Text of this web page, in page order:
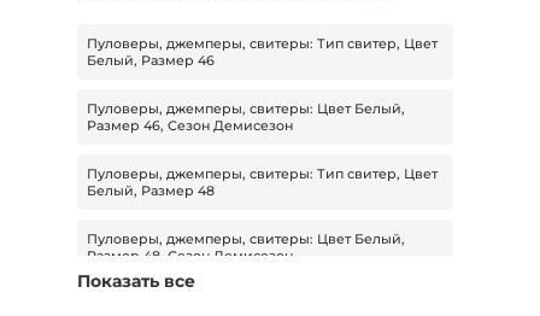
Пуловеры, джемперы, свитеры: Тип свитер, Цвет
Белый, Размер 46
Пуловеры, джемперы, свитеры: Цвет Белый,
Размер 46, Сезон Демисезон
Пуловеры, джемперы, свитеры: Тип свитер, Цвет
Белый, Размер 48
Пуловеры, джемперы, свитеры: Цвет Белый,
Размер 48, Сезон Демисезон
Показать все